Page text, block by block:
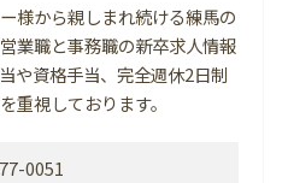
様から親しまれ続ける練馬の
業職と事務職の新卒求人情報
や資格手当、完全週休2日制
重視しております。
0051